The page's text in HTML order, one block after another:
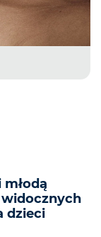
widocznych
dzieci